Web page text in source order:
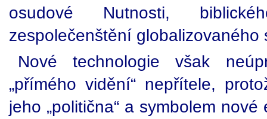
osudové Nutnosti,
zespolečenštění globalizovaného
Nové technologie však
„přímého vidění“ nepřítele,
jeho „politična“ a symbolem